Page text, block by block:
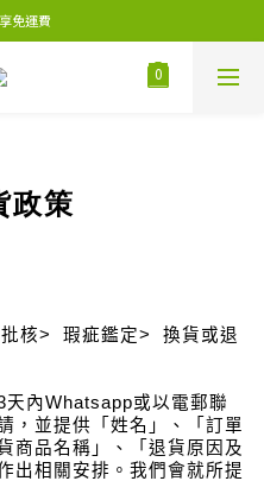
免運費
政策
核> 瑕疵鑑定> 換貨或退
天內Whatsapp或以電郵聯
，並提供「姓名」、「訂單
商品名稱」、「退貨原因及
出相關安排。我們會就所提